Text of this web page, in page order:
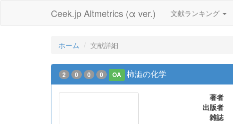
Ceek.jp Altmetrics (α ver.) 文献ランキング
ホーム 文献詳細
2 0 0 0 OA 柿澁の化学
著者
出版者
雑誌